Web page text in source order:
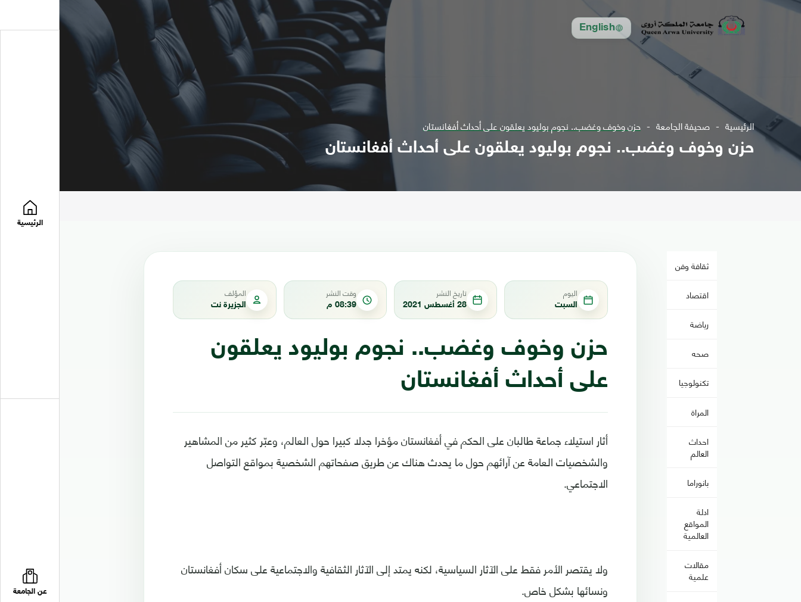
English
الرئيسية
عن الجامعة
الرئيسية صحيفة الجامعة حزن وخوف وغضب.. نجوم بوليود يعلقون على أحداث أفغانستان
حزن وخوف وغضب.. نجوم بوليود يعلقون على أحداث أفغانستان
ثقافة وفن
اقتصاد
رياضة
صحه
تكنولوجيا
المراة
احداث
العالم
بانوراما
ادلة
المواقع
العالمية
مقالات
علمية
اليوم
السبت
تاريخ النشر
28 أغسطس 2021
وقت النشر
08:39 م
المؤلف
الجزيرة نت
حزن وخوف وغضب.. نجوم بوليود يعلقون
على أحداث أفغانستان
أثار استيلاء جماعة طالبان على الحكم في أفغانستان مؤخرا جدلا كبيرا حول العالم، وعبّر كثير من المشاهير
والشخصيات العامة عن آرائهم حول ما يحدث هناك عن طريق صفحاتهم الشخصية بمواقع التواصل
الاجتماعي.
ولا يقتصر الأمر فقط على الآثار السياسية، لكنه يمتد إلى الآثار الثقافية والاجتماعية على سكان أفغانستان
ونسائها بشكل خاص.